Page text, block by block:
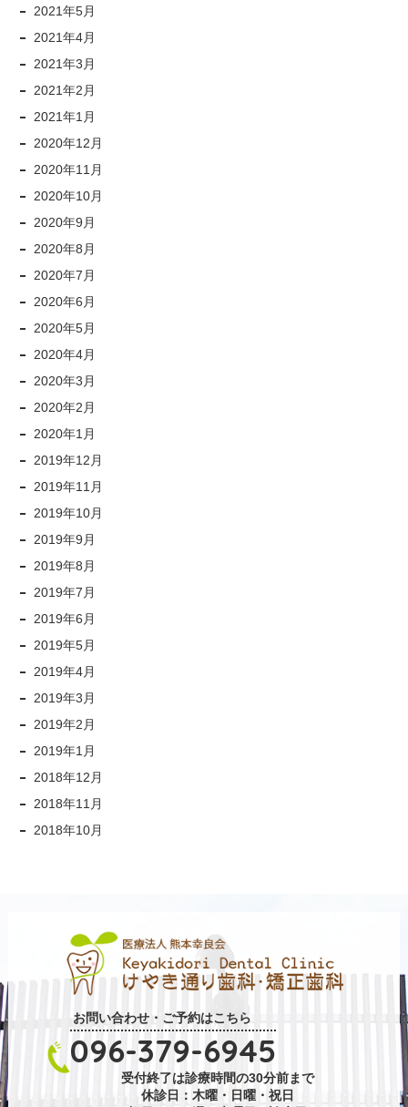
2021年5月
2021年4月
2021年3月
2021年2月
2021年1月
2020年12月
2020年11月
2020年10月
2020年9月
2020年8月
2020年7月
2020年6月
2020年5月
2020年4月
2020年3月
2020年2月
2020年1月
2019年12月
2019年11月
2019年10月
2019年9月
2019年8月
2019年7月
2019年6月
2019年5月
2019年4月
2019年3月
2019年2月
2019年1月
2018年12月
2018年11月
2018年10月
お問い合わせ・ご予約はこちら
096-379-6945
受付終了は診療時間の30分前まで
休診日：木曜・日曜・祝日